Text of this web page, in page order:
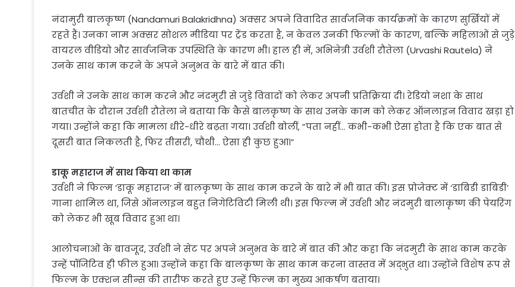
नंदामुरी बालकृष्ण (Nandamuri Balakridhna) अक्सर अपने विवादित सार्वजनिक कार्यक्रमों के कारण सुर्खियों में
रहते हैं। उनका नाम अक्सर सोशल मीडिया पर ट्रेंड करता है, न केवल उनकी फिल्मों के कारण, बल्कि महिलाओं से जुड़े
वायरल वीडियो और सार्वजनिक उपस्थिति के कारण भी। हाल ही में, अभिनेत्री उर्वशी रौतेला (Urvashi Rautela) ने
उनके साथ काम करने के अपने अनुभव के बारे में बात की।
उर्वशी ने उनके साथ काम करने और नंदमुरी से जुड़े विवादों को लेकर अपनी प्रतिक्रिया दी। रेडियो नशा के साथ
बातचीत के दौरान उर्वशी रौतेला ने बताया कि कैसे बालकृष्ण के साथ उनके काम को लेकर ऑनलाइन विवाद खड़ा हो
गया। उन्होंने कहा कि मामला धीरे-धीरे बढ़ता गया। उर्वशी बोलीं, “पता नहीं… कभी-कभी ऐसा होता है कि एक बात से
दूसरी बात निकलती है, फिर तीसरी, चौथी… ऐसा ही कुछ हुआ।”
डाकू महाराज में साथ किया था काम
उर्वशी ने फिल्म ‘डाकू महाराज’ में बालकृष्ण के साथ काम करने के बारे में भी बात की। इस प्रोजेक्ट में ‘डाबिडी डाबिडी’
गाना शामिल था, जिसे ऑनलाइन बहुत निगेटिविटी मिली थी। इस फिल्म में उर्वशी और नंदमुरी बालाकृष्ण की पेयरिंग
को लेकर भी खूब विवाद हुआ था।
आलोचनाओं के बावजूद, उर्वशी ने सेट पर अपने अनुभव के बारे में बात की और कहा कि नंदमुरी के साथ काम करके
उन्हें पॉजिटिव ही फील हुआ। उन्होंने कहा कि बालकृष्ण के साथ काम करना वास्तव में अद्भुत था। उन्होंने विशेष रूप से
फिल्म के एक्शन सीन्स की तारीफ करते हुए उन्हें फिल्म का मुख्य आकर्षण बताया।